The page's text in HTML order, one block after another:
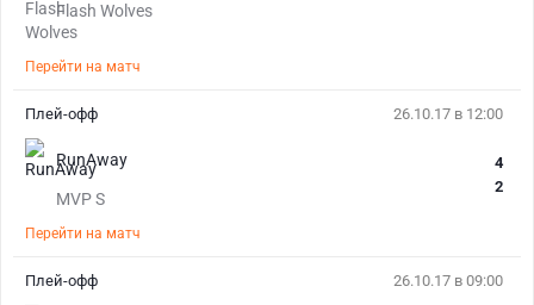
Flash Wolves
Перейти на матч
26.10.17 в 12:00
RunAway
MVP S
4
2
Перейти на матч
Плей-офф
26.10.17 в 09:00
Плей-офф